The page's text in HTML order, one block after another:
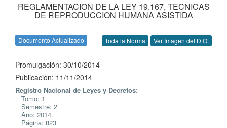
REGLAMENTACION DE LA LEY 19.167, TECNICAS
DE REPRODUCCION HUMANA ASISTIDA
Documento Actualizado Toda la Norma Ver Imagen del D.O.
Promulgación: 30/10/2014
Publicación: 11/11/2014
Registro Nacional de Leyes y Decretos:
Tomo: 1
Semestre: 2
Año: 2014
Página: 823